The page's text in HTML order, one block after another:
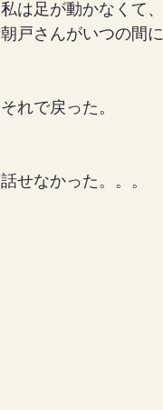
私は足が動かなくて
朝戸さんがいつの間
それで戻った。
話せなかった。。。